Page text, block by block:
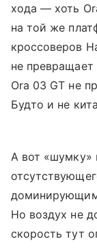
хода — хоть
на той же
кроссоверов
не
Ora 03 GT не
Будто и не
А вот «шумку»
Но воздух не
скорость тут